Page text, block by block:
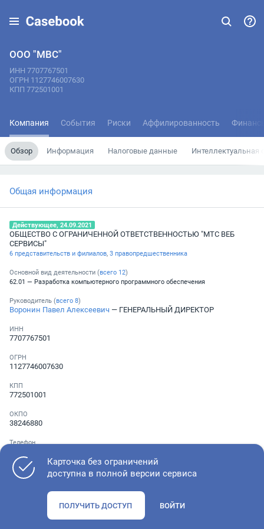
ООО "МВС"
ИНН 7707767501
ОГРН 1127746007630
КПП 772501001
Компания События Риски Аффилированность
Обзор Информация Налоговые данные Интеллектуальная
Общая информация
Действующее, 24.09.2021
ОБЩЕСТВО С ОГРАНИЧЕННОЙ ОТВЕТСТВЕННОСТЬЮ "МТС ВЕБ
СЕРВИСЫ"
6 представительств и филиалов, 3 правопредшественника
Основной вид деятельности (всего 12)
62.01 — Разработка компьютерного программного обеспечения
Руководитель (всего 8)
Воронин Павел Алексеевич — ГЕНЕРАЛЬНЫЙ ДИРЕКТОР
ИНН
7707767501
ОГРН
1127746007630
КПП
772501001
ОКПО
38246880
Телефон
Как оценить состояние компании
Карточка без ограничений
доступна в полной версии сервиса
ПОЛУЧИТЬ ДОСТУП ВОЙТИ